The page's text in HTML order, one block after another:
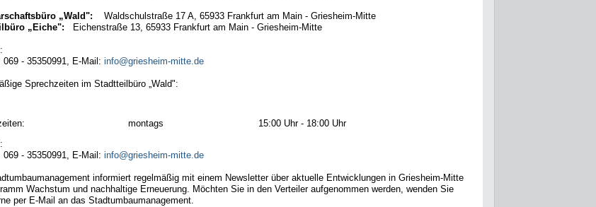
„Wald":
Waldschulstraße 17 A, 65933 Frankfurt am Main - Griesheim-Mitte
„Eiche":
Eichenstraße 13, 65933 Frankfurt am Main - Griesheim-Mitte
069 - 35350991, E-Mail: info@griesheim-mitte.de
Sprechzeiten im Stadtteilbüro „Wald":
montags
15:00 Uhr - 18:00 Uhr
069 - 35350991, E-Mail: info@griesheim-mitte.de
informiert regelmäßig mit einem Newsletter über aktuelle Entwicklungen in Griesheim-Mitte
Wachstum und nachhaltige Erneuerung. Möchten Sie in den Verteiler aufgenommen werden, wenden Sie
per E-Mail an das Stadtumbaumanagement.